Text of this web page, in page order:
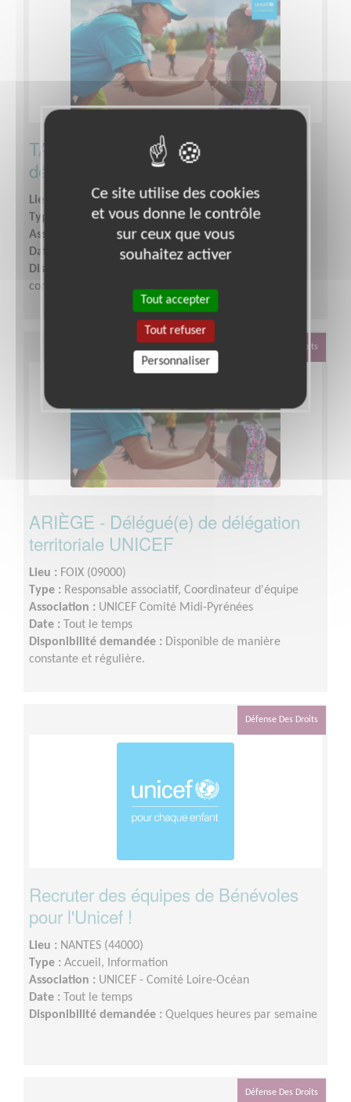
TARN & GARONNE - Délégué(e) de
délégation territoriale UNICEF
Lieu :
MONTAUBAN (82000)
Type :
Responsable associatif, Coordinateur d'équipe
Association :
UNICEF Comité Midi-Pyrénées
Date :
Tout le temps
Disponibilité demandée :
constante et régulière.
Défense Des Droits
ARIÈGE - Délégué(e) de délégation
territoriale UNICEF
Lieu : FOIX (09000)
Type : Responsable associatif, Coordinateur d'équipe
Association : UNICEF Comité Midi-Pyrénées
Date :
Tout le temps
Disponibilité demandée : Disponible de manière
constante et régulière.
Défense Des Droits
Recruter des équipes de Bénévoles
pour l'Unicef !
Lieu : NANTES (44000)
Type : Accueil, Information
Association : UNICEF - Comité Loire-Océan
Date :
Tout le temps
Disponibilité demandée : Quelques heures par semaine
Défense Des Droits
Ce site utilise des cookies
et vous donne le contrôle
sur ceux que vous
souhaitez activer
Tout accepter
Tout refuser
Personnaliser